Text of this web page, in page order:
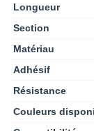
Longueur
Section
Matériau
Adhésif
Résistance
Couleurs